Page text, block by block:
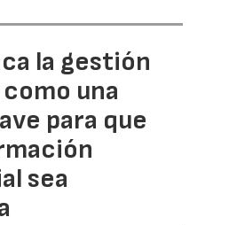
la gestión
una
para que
sea